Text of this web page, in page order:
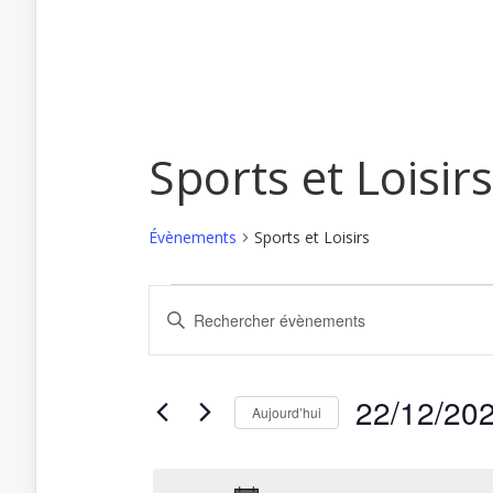
Sports et Loisirs
Évènements Sports et Loisirs
Évènements
décembre
2023
et
navigation
vues
Évènements
Saisir
mot-
Rechercher
mot- Aujourd’hui 22/12/